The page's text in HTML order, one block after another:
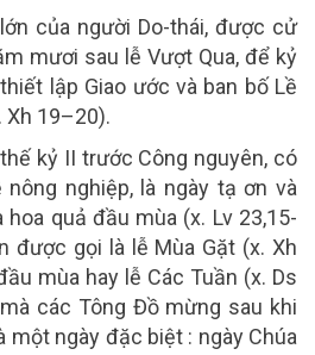
của người Do-thái, được cử
mươi sau lễ Vượt Qua, để kỷ
lập Giao ước và ban bố Lề
Xh 19–20).
kỷ II trước Công nguyên, có
nghiệp, là ngày tạ ơn và
quả đầu mùa (x. Lv 23,15-
được gọi là lễ Mùa Gặt (x. Xh
mùa hay lễ Các Tuần (x. Ds
các Tông Đồ mừng sau khi
một ngày đặc biệt : ngày Chúa